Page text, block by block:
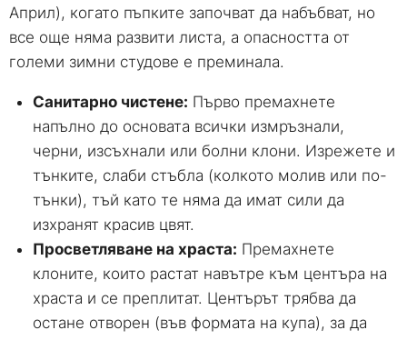
Април), когато пъпките започват да набъбват, но
все още няма развити листа, а опасността от
големи зимни студове е преминала.
Санитарно чистене: Първо премахнете
напълно до основата всички измръзнали,
черни, изсъхнали или болни клони. Изрежете и
тънките, слаби стъбла (колкото молив или по-
тънки), тъй като те няма да имат сили да
изхранят красив цвят.
Просветляване на храста: Премахнете
клоните, които растат навътре към центъра на
храста и се преплитат. Центърът трябва да
остане отворен (във формата на купа), за да